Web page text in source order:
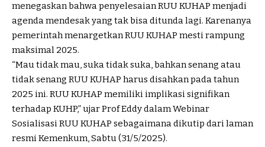
menegaskan bahwa penyelesaian RUU KUHAP menjadi
agenda mendesak yang tak bisa ditunda lagi. Karenanya
pemerintah menargetkan RUU KUHAP mesti rampung
maksimal 2025.
“Mau tidak mau, suka tidak suka, bahkan senang atau
tidak senang RUU KUHAP harus disahkan pada tahun
2025 ini. RUU KUHAP memiliki implikasi signifikan
terhadap KUHP,” ujar Prof Eddy dalam Webinar
Sosialisasi RUU KUHAP sebagaimana dikutip dari laman
resmi Kemenkum, Sabtu (31/5/2025).